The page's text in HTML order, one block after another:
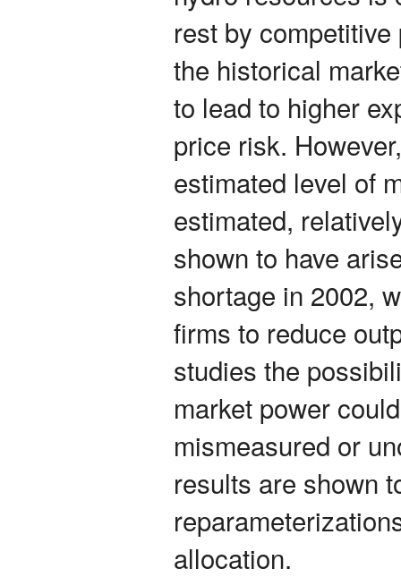
rest by
the historical
to lead to higher
price risk.
estimated level of
estimated,
shown to have
shortage in 2002,
firms to reduce
studies the
market power
mismeasured or
results are shown
allocation.